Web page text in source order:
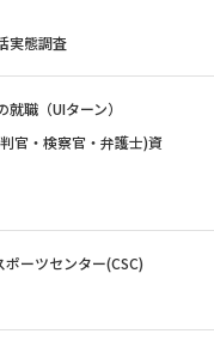
実態調査
就職（UIターン）
官・検察官・弁護士)資
ポーツセンター(CSC)